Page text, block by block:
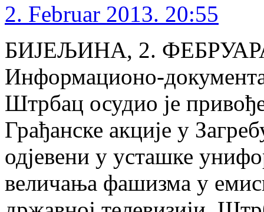
2. Februar 2013. 20:55
БИЈЕЉИНА, 2.
Информационо-
Штрбац осудио је
Грађанске акције у
одјевени у усташке
величања фашизма у